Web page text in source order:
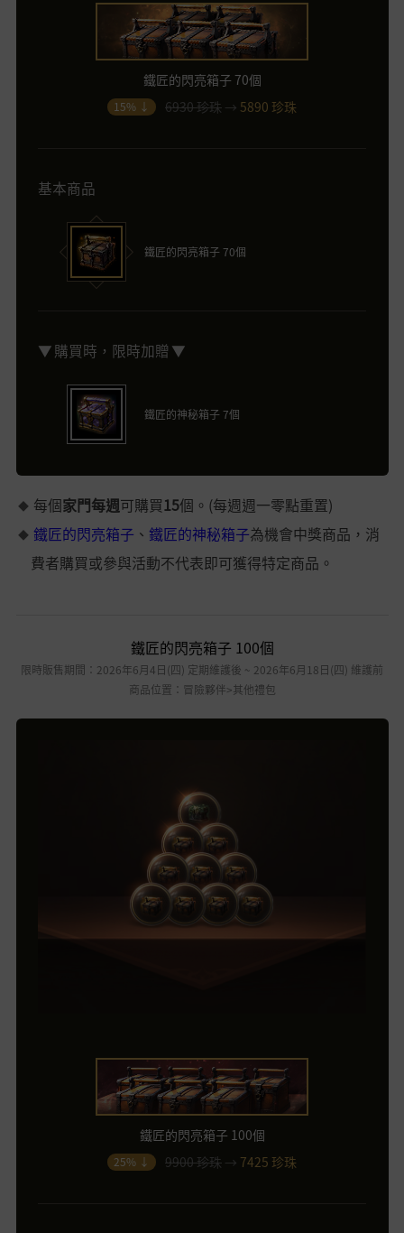
鐵匠的閃亮箱子 70個
15% ↓ 6930 珍珠→ 5890 珍珠
基本商品
鐵匠的閃亮箱子 70個
▼ 購買時，限時加贈 ▼
鐵匠的神秘箱子 7個
每個家門每週可購買15個。(每週週一零點重置)
鐵匠的閃亮箱子 、 鐵匠的神秘箱子為機會中獎商品，消
費者購買或參與活動不代表即可獲得特定商品。
鐵匠的閃亮箱子 100個
限時販售期間：2026年6月4日(四) 定期維護後 ~ 2026年6月18日(四) 維護前
商品位置：冒險夥伴>其他禮包
鐵匠的閃亮箱子 100個
25% ↓ 9900 珍珠→ 7425 珍珠